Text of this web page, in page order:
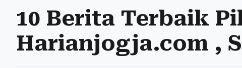
10 Berita Terbaik
Harianjogja.com ,